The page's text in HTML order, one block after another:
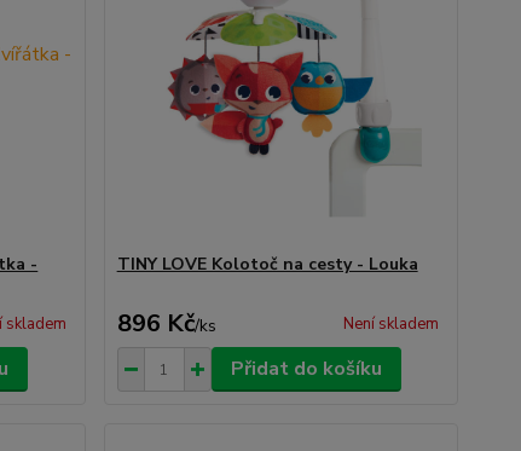
-
skladem
TINY LOVE Kolotoč na cesty - Louka
896 Kč/ks Není skladem
Přidat do košíku